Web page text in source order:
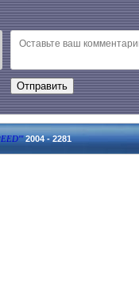
Отправить
2004 - 2281